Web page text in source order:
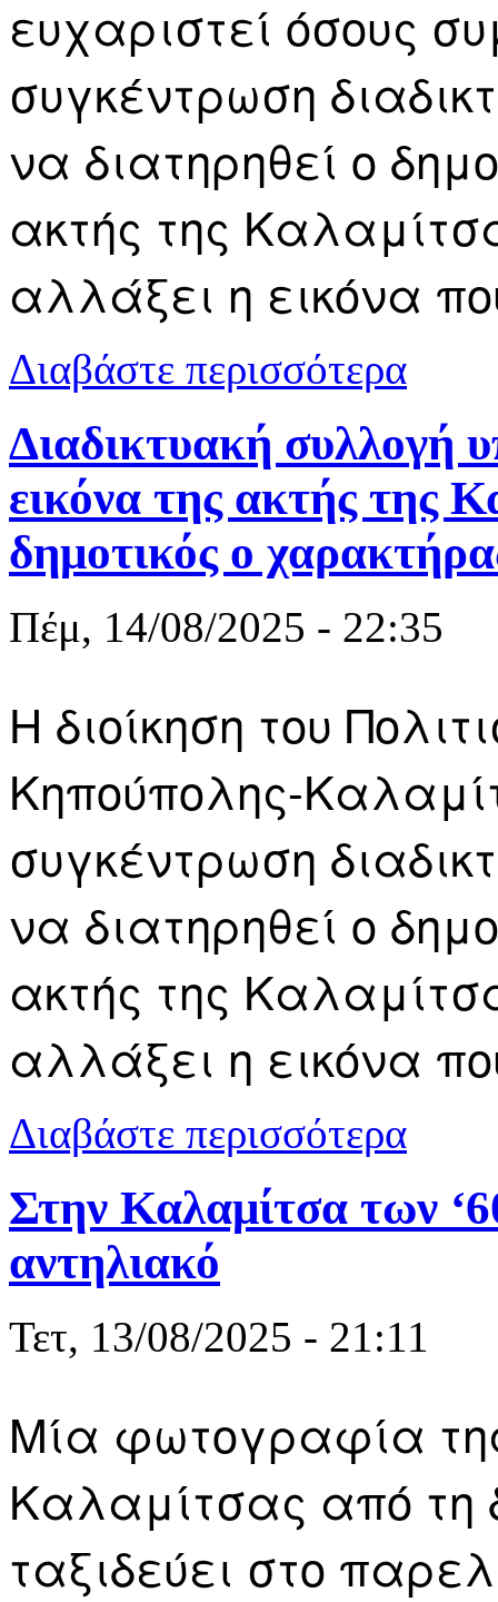
ευχαριστεί όσους
συγκέντρωση
να διατηρηθεί ο
ακτής της
αλλάξει η εικόνα
Διαβάστε περισσότερα
Διαδικτυακή συλλογή
εικόνα της ακτής της
δημοτικός ο
Πέμ, 14/08/2025 - 22:35
Η διοίκηση του
Κηπούπολης-
συγκέντρωση
να διατηρηθεί ο
ακτής της
αλλάξει η εικόνα
Διαβάστε περισσότερα
Στην Καλαμίτσα των
αντηλιακό
Τετ, 13/08/2025 - 21:11
Mία φωτογραφία
Καλαμίτσας από τη
ταξιδεύει στο